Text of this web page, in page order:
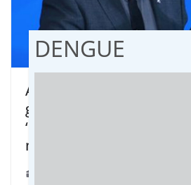
Atacados pelo ‘Gabinete
generais Mourão e
‘paraquedistas andam
mesmo passo
DENGUE